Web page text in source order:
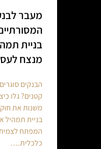
מעבר
בניית
מנצח
הבנקים
קטנים? גלו
משנות את
בניית תמהיל
המפתח
כלכלית.…